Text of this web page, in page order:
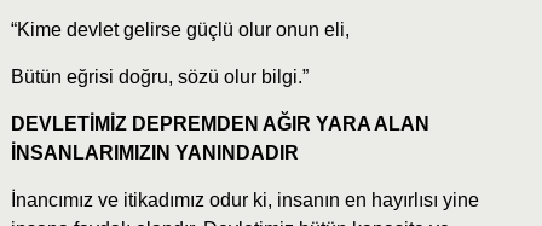
“Kime devlet gelirse güçlü olur onun eli,
Bütün eğrisi doğru, sözü olur bilgi.”
DEVLETİMİZ DEPREMDEN AĞIR YARA ALAN
İNSANLARIMIZIN YANINDADIR
İnancımız ve itikadımız odur ki, insanın en hayırlısı yine